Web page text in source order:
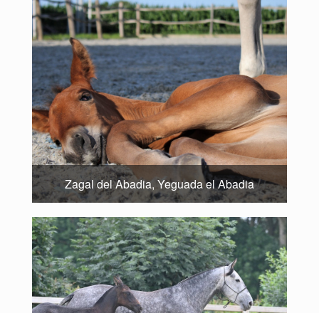
Zagal del Abadia, Yeguada el Abadia